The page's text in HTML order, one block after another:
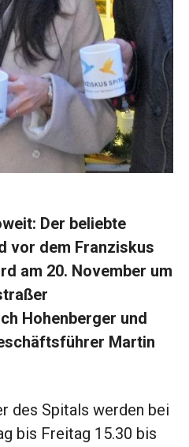
Der beliebte
vor dem Franziskus
am 20. November um
Hohenberger und
Martin
des Spitals werden bei
bis Freitag 15.30 bis